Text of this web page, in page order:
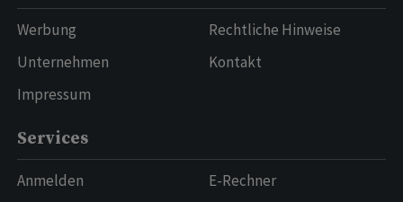
Werbung
Unternehmen
Impressum
Rechtliche Hinweise
Kontakt
Services
Anmelden
E-Rechner